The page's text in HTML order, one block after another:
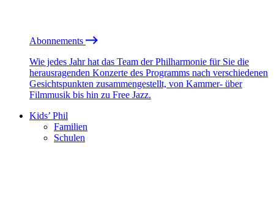
Abonnements
Wie jedes Jahr hat das Team der Philharmonie für Sie die
herausragenden Konzerte des Programms nach verschiedenen
Gesichtspunkten zusammengestellt, von Kammer- über
Filmmusik bis hin zu Free Jazz.
Kids’ Phil
Familien
Schulen